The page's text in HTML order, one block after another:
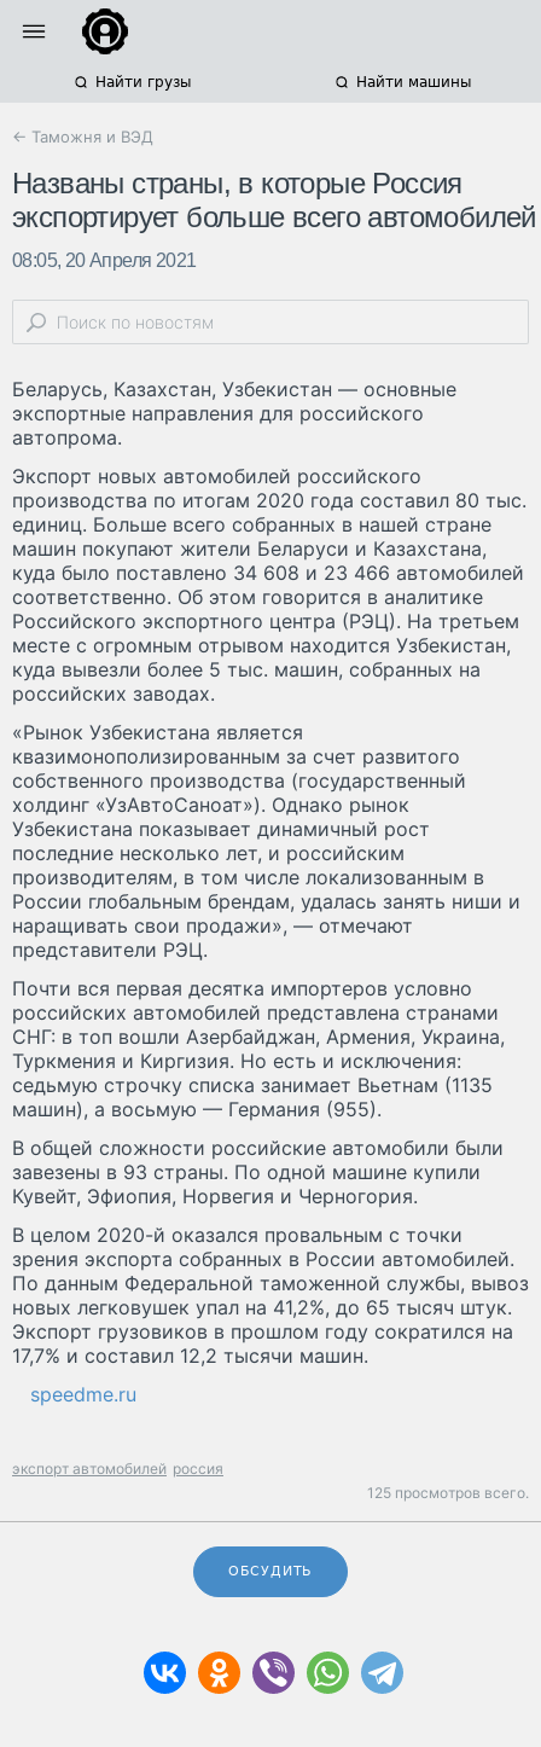
Найти грузы Найти машины
← Таможня и ВЭД
Названы страны, в которые Россия
экспортирует больше всего автомобилей
08:05, 20 Апреля 2021
Беларусь, Казахстан, Узбекистан — основные
экспортные направления для российского
автопрома.
Экспорт новых автомобилей российского
производства по итогам 2020 года составил 80 тыс.
единиц. Больше всего собранных в нашей стране
машин покупают жители Беларуси и Казахстана,
куда было поставлено 34 608 и 23 466 автомобилей
соответственно. Об этом говорится в аналитике
Российского экспортного центра (РЭЦ). На третьем
месте с огромным отрывом находится Узбекистан,
куда вывезли более 5 тыс. машин, собранных на
российских заводах.
«Рынок Узбекистана является
квазимонополизированным за счет развитого
собственного производства (государственный
холдинг «УзАвтоСаноат»). Однако рынок
Узбекистана показывает динамичный рост
последние несколько лет, и российским
производителям, в том числе локализованным в
России глобальным брендам, удалась занять ниши и
наращивать свои продажи», — отмечают
представители РЭЦ.
Почти вся первая десятка импортеров условно
российских автомобилей представлена странами
СНГ: в топ вошли Азербайджан, Армения, Украина,
Туркмения и Киргизия. Но есть и исключения:
седьмую строчку списка занимает Вьетнам (1135
машин), а восьмую — Германия (955).
В общей сложности российские автомобили были
завезены в 93 страны. По одной машине купили
Кувейт, Эфиопия, Норвегия и Черногория.
В целом 2020-й оказался провальным с точки
зрения экспорта собранных в России автомобилей.
По данным Федеральной таможенной службы, вывоз
новых легковушек упал на 41,2%, до 65 тысяч штук.
Экспорт грузовиков в прошлом году сократился на
17,7% и составил 12,2 тысячи машин.
speedme.ru
экспорт автомобилей россия
125 просмотров всего.
ОБСУДИТЬ